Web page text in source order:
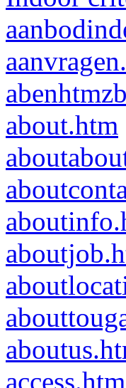
about.htm
access.htm